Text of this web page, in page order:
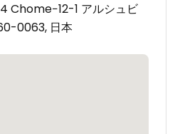
Chome−12-1 アルシュビ
0063, 日本